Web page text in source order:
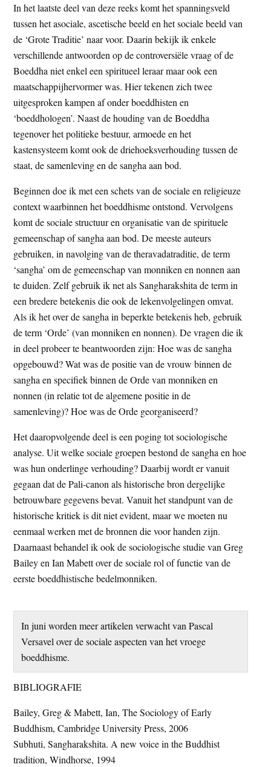
In het laatste deel van deze reeks komt het spanningsveld
tussen het asociale, ascetische beeld en het sociale beeld van
de ‘Grote Traditie’ naar voor. Daarin bekijk ik enkele
verschillende antwoorden op de controversiële vraag of de
Boeddha niet enkel een spiritueel leraar maar ook een
maatschappijhervormer was. Hier tekenen zich twee
uitgesproken kampen af onder boeddhisten en
‘boeddhologen’. Naast de houding van de Boeddha
tegenover het politieke bestuur, armoede en het
kastensysteem komt ook de driehoeksverhouding tussen de
staat, de samenleving en de sangha aan bod.
Beginnen doe ik met een schets van de sociale en religieuze
context waarbinnen het boeddhisme ontstond. Vervolgens
komt de sociale structuur en organisatie van de spirituele
gemeenschap of sangha aan bod. De meeste auteurs
gebruiken, in navolging van de theravadatraditie, de term
‘sangha’ om de gemeenschap van monniken en nonnen aan
te duiden. Zelf gebruik ik net als Sangharakshita de term in
een bredere betekenis die ook de lekenvolgelingen omvat.
Als ik het over de sangha in beperkte betekenis heb, gebruik
de term ‘Orde’ (van monniken en nonnen). De vragen die ik
in deel probeer te beantwoorden zijn: Hoe was de sangha
opgebouwd? Wat was de positie van de vrouw binnen de
sangha en specifiek binnen de Orde van monniken en
nonnen (in relatie tot de algemene positie in de
samenleving)? Hoe was de Orde georganiseerd?
Het daaropvolgende deel is een poging tot sociologische
analyse. Uit welke sociale groepen bestond de sangha en hoe
was hun onderlinge verhouding? Daarbij wordt er vanuit
gegaan dat de Pali-canon als historische bron dergelijke
betrouwbare gegevens bevat. Vanuit het standpunt van de
historische kritiek is dit niet evident, maar we moeten nu
eenmaal werken met de bronnen die voor handen zijn.
Daarnaast behandel ik ook de sociologische studie van Greg
Bailey en Ian Mabett over de sociale rol of functie van de
eerste boeddhistische bedelmonniken.
In juni worden meer artikelen verwacht van Pascal
Versavel over de sociale aspecten van het vroege
boeddhisme.
BIBLIOGRAFIE
Bailey, Greg & Mabett, Ian, The Sociology of Early
Buddhism, Cambridge University Press, 2006
Subhuti, Sangharakshita. A new voice in the Buddhist
tradition, Windhorse, 1994